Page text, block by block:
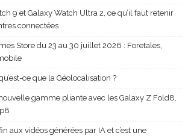
9 et Galaxy Watch Ultra 2, ce qu’il faut retenir
connectées
Store du 23 au 30 juillet 2026 : Foretales,
ce que la Géolocalisation ?
gamme pliante avec les Galaxy Z Fold8,
aux vidéos générées par IA et c’est une